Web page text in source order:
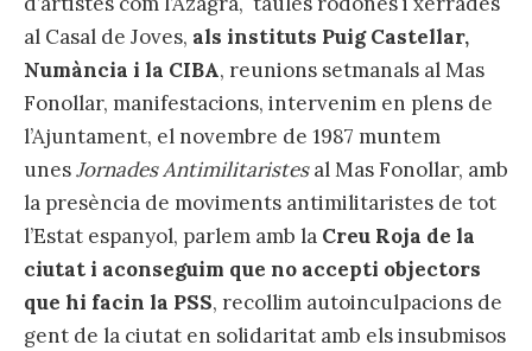
al Casal de Joves, als instituts Puig Castellar,
Numància i la CIBA, reunions setmanals al Mas
Fonollar, manifestacions, intervenim en plens de
l’Ajuntament, el novembre de 1987 muntem
unesJornades Antimilitaristesal Mas Fonollar, amb
la presència de moviments antimilitaristes de tot
l’Estat espanyol, parlem amb la Creu Roja de la
ciutat i aconseguim que no accepti objectors
que hi facin la PSS, recollim autoinculpacions de
gent de la ciutat en solidaritat amb els insubmisos